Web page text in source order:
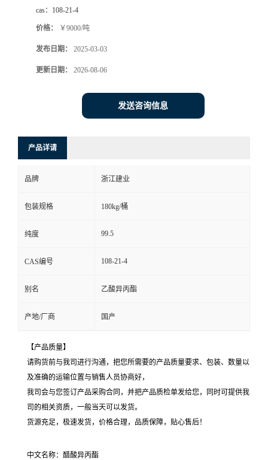
cas： 108-21-4
价格： ￥9000/吨
发布日期： 2025-03-03
更新日期： 2026-08-06
发送咨询信息
产品详请
品牌 浙江建业
包装规格 180kg/桶
纯度 99.5
CAS编号 108-21-4
别名 乙酸异丙酯
产地/厂商 国产
【产品质量】
请购货前与我司进行沟通，把您所需要的产品质量要求、包装、数量以
及准确的运输位置与销售人员协商好，
我司会与您签订产品采购合同，并把产品质检单发给您，同时可提供我
司的相关资质，一般当天可以发货。
货源充足，极速发货，价格合理，品质保障，贴心售后！
中文名称：醋酸异丙酯